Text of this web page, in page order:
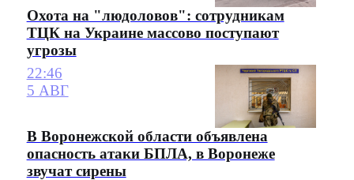
Охота на "людоловов": сотрудникам
ТЦК на Украине массово поступают
угрозы
22:46
5 АВГ
В Воронежской области объявлена
опасность атаки БПЛА, в Воронеже
звучат сирены